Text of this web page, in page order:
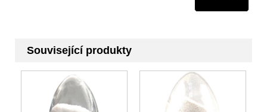
Související produkty